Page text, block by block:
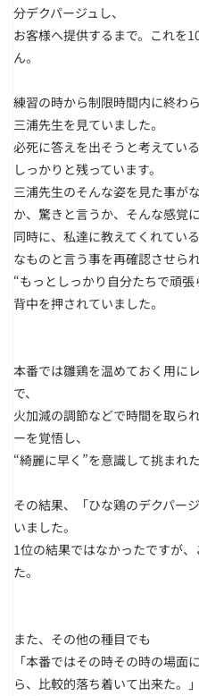
分デクパージュし、
お客様へ提供するまで。これを
ん。
練習の時から制限時間内に終わ
三浦先生を見ていました。
必死に答えを出そうと考えてい
しっかりと残っています。
三浦先生のそんな姿を見た事が
か、驚きと言うか、そんな感覚
同時に、私達に教えてくれてい
なものと言う事を再確認させら
“もっとしっかり自分たちで頑
背中を押されていました。
本番では雛鶏を温めておく用に
で、
火加減の調節などで時間を取ら
ーを覚悟し、
“綺麗に早く”を意識して挑まれた
その結果、「ひな鶏のデクパー
いました。
1位の結果ではなかったですが
た。
また、その他の種目でも
「本番ではその時その時の場
ら、比較的落ち着いて出来た。」